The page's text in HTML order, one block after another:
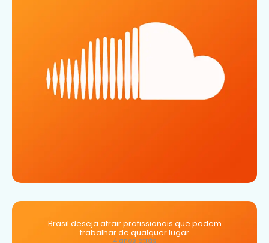
Brasil deseja atrair profissionais que podem
trabalhar de qualquer lugar
4 anos atrás